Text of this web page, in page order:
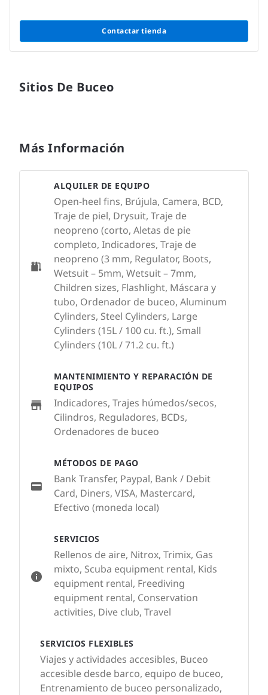
Contactar tienda
Sitios De Buceo
Más Información
SERVICIOS
Rellenos de aire, Nitrox, Trimix, Gas
mixto, Scuba equipment rental, Kids
equipment rental, Freediving
equipment rental, Conservation
activities, Dive club, Travel
SERVICIOS FLEXIBLES
Viajes y actividades accesibles, Buceo
accesible desde barco, equipo de buceo,
Entrenamiento de buceo personalizado,
ALQUILER DE EQUIPO
Open-heel fins, Brújula, Camera, BCD,
Traje de piel, Drysuit, Traje de
neopreno (corto, Aletas de pie
completo, Indicadores, Traje de
neopreno (3 mm, Regulator, Boots,
Wetsuit – 5mm, Wetsuit – 7mm,
Children sizes, Flashlight, Máscara y
tubo, Ordenador de buceo, Aluminum
Cylinders, Steel Cylinders, Large
Cylinders (15L / 100 cu. ft.), Small
Cylinders (10L / 71.2 cu. ft.)
MANTENIMIENTO Y REPARACIÓN DE
EQUIPOS
Indicadores, Trajes húmedos/secos,
Cilindros, Reguladores, BCDs,
Ordenadores de buceo
MÉTODOS DE PAGO
Bank Transfer, Paypal, Bank / Debit
Card, Diners, VISA, Mastercard,
Efectivo (moneda local)